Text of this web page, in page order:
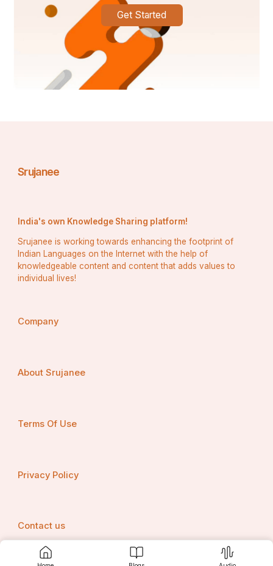
Get Started
Srujanee
India's own Knowledge Sharing platform!
Srujanee is working towards enhancing the footprint of
Indian Languages on the Internet with the help of
knowledgeable content and content that adds values to
individual lives!
Company
About Srujanee
Terms Of Use
Privacy Policy
Contact us